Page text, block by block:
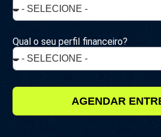
Qual o seu perfil financeiro?
AGENDAR